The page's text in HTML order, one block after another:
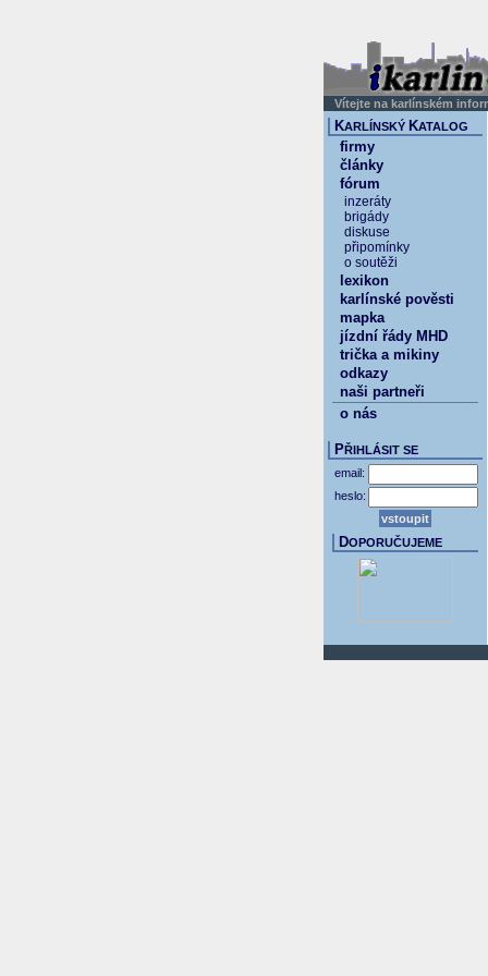
Vítejte na karlínském
KARLÍNSKÝ KATALOG
firmy
články
fórum
inzeráty
brigády
diskuse
připomínky
o soutěži
lexikon
karlínské pověsti
mapka
jízdní řády MHD
trička a mikiny
odkazy
naši partneři
o nás
PŘIHLÁSIT SE
email:
heslo:
DOPORUČUJEME